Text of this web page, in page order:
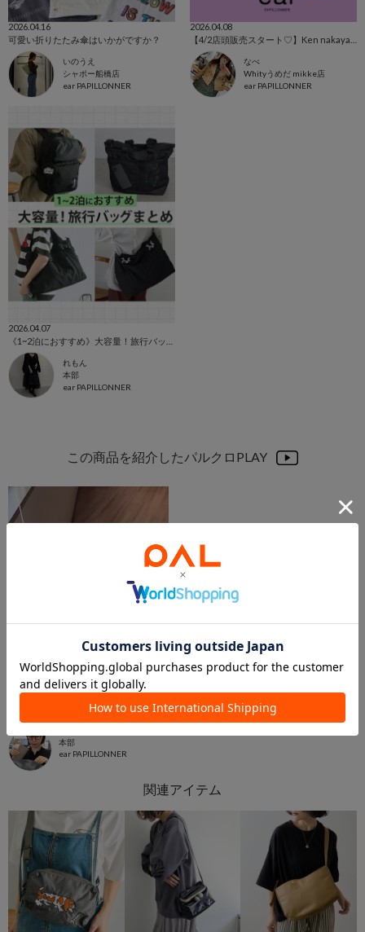
2026.04.16
可愛い折りたたみ傘はいかがですか？
いのうえ
シャポー船橋店
ear PAPILLONNER
2026.04.08
なべ
Whityうめだ mikke店
ear PAPILLONNER
2026.04.07
れもん
本部
ear PAPILLONNER
この商品を紹介したパルクロPLAY
2026.04.28
実は、大人女子は難しいショルダーバッグ選び…
本部
ear PAPILLONNER